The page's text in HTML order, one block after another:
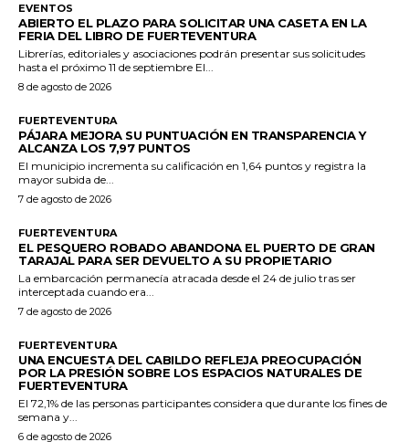
EVENTOS
ABIERTO EL PLAZO PARA SOLICITAR UNA CASETA EN LA
FERIA DEL LIBRO DE FUERTEVENTURA
Librerías, editoriales y asociaciones podrán presentar sus solicitudes
hasta el próximo 11 de septiembre El...
8 de agosto de 2026
FUERTEVENTURA
PÁJARA MEJORA SU PUNTUACIÓN EN TRANSPARENCIA Y
ALCANZA LOS 7,97 PUNTOS
El municipio incrementa su calificación en 1,64 puntos y registra la
mayor subida de...
7 de agosto de 2026
FUERTEVENTURA
EL PESQUERO ROBADO ABANDONA EL PUERTO DE GRAN
TARAJAL PARA SER DEVUELTO A SU PROPIETARIO
La embarcación permanecía atracada desde el 24 de julio tras ser
interceptada cuando era...
7 de agosto de 2026
FUERTEVENTURA
UNA ENCUESTA DEL CABILDO REFLEJA PREOCUPACIÓN
POR LA PRESIÓN SOBRE LOS ESPACIOS NATURALES DE
FUERTEVENTURA
El 72,1% de las personas participantes considera que durante los fines de
semana y...
6 de agosto de 2026